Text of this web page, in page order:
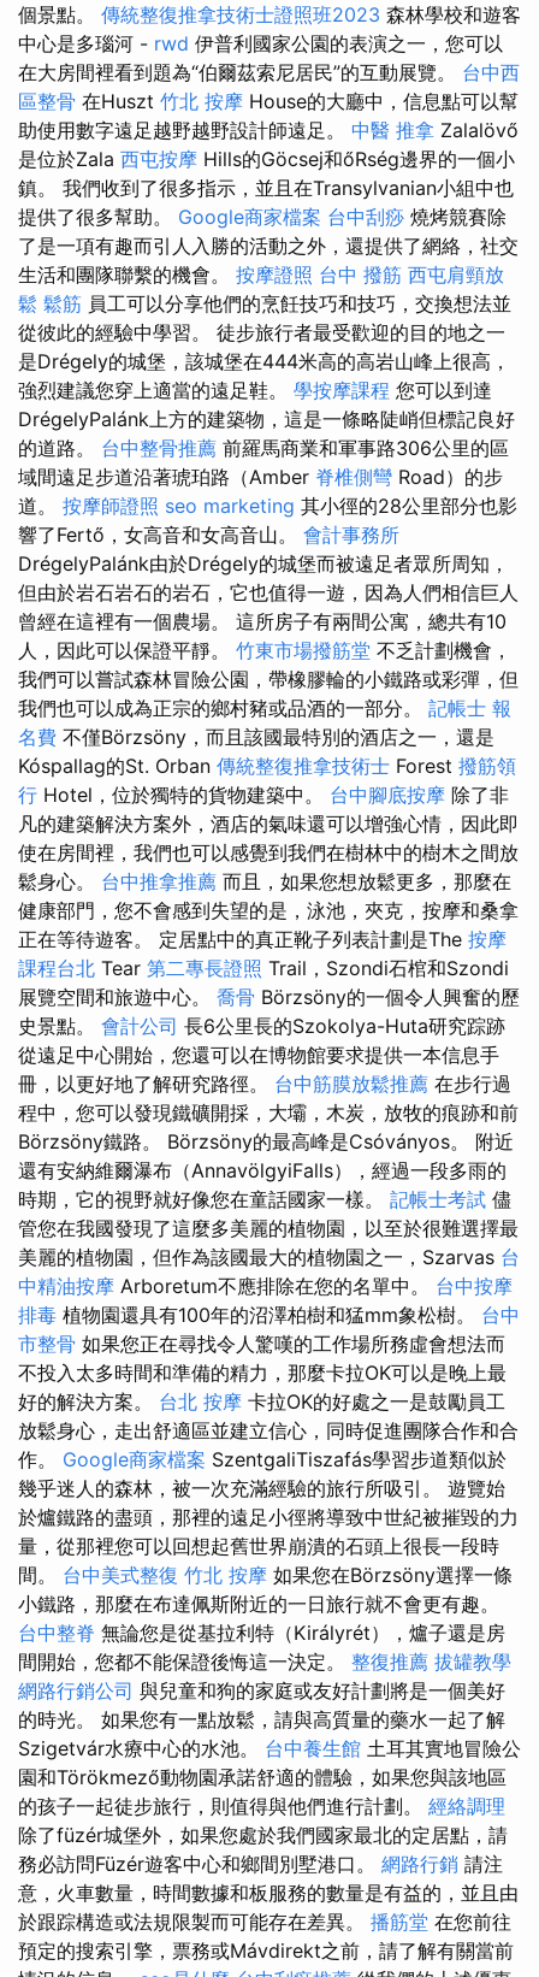
個景點。 傳統整復推拿技術士證照班2023 森林學校和遊客
中心是多瑙河 - rwd 伊普利國家公園的表演之一，您可以
在大房間裡看到題為“伯爾茲索尼居民”的互動展覽。 台中西
區整骨 在Huszt 竹北 按摩 House的大廳中，信息點可以幫
助使用數字遠足越野越野設計師遠足。 中醫 推拿 Zalalövő
是位於Zala 西屯按摩 Hills的Göcsej和őRség邊界的一個小
鎮。 我們收到了很多指示，並且在Transylvanian小組中也
提供了很多幫助。 Google商家檔案 台中刮痧 燒烤競賽除
了是一項有趣而引人入勝的活動之外，還提供了網絡，社交
生活和團隊聯繫的機會。 按摩證照 台中 撥筋 西屯肩頸放
鬆 鬆筋 員工可以分享他們的烹飪技巧和技巧，交換想法並
從彼此的經驗中學習。 徒步旅行者最受歡迎的目的地之一
是Drégely的城堡，該城堡在444米高的高岩山峰上很高，
強烈建議您穿上適當的遠足鞋。 學按摩課程 您可以到達
DrégelyPalánk上方的建築物，這是一條略陡峭但標記良好
的道路。 台中整骨推薦 前羅馬商業和軍事路306公里的區
域間遠足步道沿著琥珀路（Amber 脊椎側彎 Road）的步
道。 按摩師證照 seo marketing 其小徑的28公里部分也影
響了Fertő，女高音和女高音山。 會計事務所
DrégelyPalánk由於Drégely的城堡而被遠足者眾所周知，
但由於岩石岩石的岩石，它也值得一遊，因為人們相信巨人
曾經在這裡有一個農場。 這所房子有兩間公寓，總共有10
人，因此可以保證平靜。 竹東市場撥筋堂 不乏計劃機會，
我們可以嘗試森林冒險公園，帶橡膠輪的小鐵路或彩彈，但
我們也可以成為正宗的鄉村豬或品酒的一部分。 記帳士 報
名費 不僅Börzsöny，而且該國最特別的酒店之一，還是
Kóspallag的St. Orban 傳統整復推拿技術士 Forest 撥筋領
行 Hotel，位於獨特的貨物建築中。 台中腳底按摩 除了非
凡的建築解決方案外，酒店的氣味還可以增強心情，因此即
使在房間裡，我們也可以感覺到我們在樹林中的樹木之間放
鬆身心。 台中推拿推薦 而且，如果您想放鬆更多，那麼在
健康部門，您不會感到失望的是，泳池，夾克，按摩和桑拿
正在等待遊客。 定居點中的真正靴子列表計劃是The 按摩
課程台北 Tear 第二專長證照 Trail，Szondi石棺和Szondi
展覽空間和旅遊中心。 喬骨 Börzsöny的一個令人興奮的歷
史景點。 會計公司 長6公里長的Szokolya-Huta研究踪跡
從遠足中心開始，您還可以在博物館要求提供一本信息手
冊，以更好地了解研究路徑。 台中筋膜放鬆推薦 在步行過
程中，您可以發現鐵礦開採，大壩，木炭，放牧的痕跡和前
Börzsöny鐵路。 Börzsöny的最高峰是Csóványos。 附近
還有安納維爾瀑布（AnnavölgyiFalls），經過一段多雨的
時期，它的視野就好像您在童話國家一樣。 記帳士考試 儘
管您在我國發現了這麼多美麗的植物園，以至於很難選擇最
美麗的植物園，但作為該國最大的植物園之一，Szarvas 台
中精油按摩 Arboretum不應排除在您的名單中。 台中按摩
排毒 植物園還具有100年的沼澤柏樹和猛mm象松樹。 台中
市整骨 如果您正在尋找令人驚嘆的工作場所務虛會想法而
不投入太多時間和準備的精力，那麼卡拉OK可以是晚上最
好的解決方案。 台北 按摩 卡拉OK的好處之一是鼓勵員工
放鬆身心，走出舒適區並建立信心，同時促進團隊合作和合
作。 Google商家檔案 SzentgaliTiszafás學習步道類似於
幾乎迷人的森林，被一次充滿經驗的旅行所吸引。 遊覽始
於爐鐵路的盡頭，那裡的遠足小徑將導致中世紀被摧毀的力
量，從那裡您可以回想起舊世界崩潰的石頭上很長一段時
間。 台中美式整復 竹北 按摩 如果您在Börzsöny選擇一條
小鐵路，那麼在布達佩斯附近的一日旅行就不會更有趣。
台中整脊 無論您是從基拉利特（Királyrét），爐子還是房
間開始，您都不能保證後悔這一決定。 整復推薦 拔罐教學
網路行銷公司 與兒童和狗的家庭或友好計劃將是一個美好
的時光。 如果您有一點放鬆，請與高質量的藥水一起了解
Szigetvár水療中心的水池。 台中養生館 土耳其實地冒險公
園和Törökmező動物園承諾舒適的體驗，如果您與該地區
的孩子一起徒步旅行，則值得與他們進行計劃。 經絡調理
除了füzér城堡外，如果您處於我們國家最北的定居點，請
務必訪問Füzér遊客中心和鄉間別墅港口。 網路行銷 請注
意，火車數量，時間數據和板服務的數量是有益的，並且由
於跟踪構造或法規限製而可能存在差異。 播筋堂 在您前往
預定的搜索引擎，票務或Mávdirekt之前，請了解有關當前